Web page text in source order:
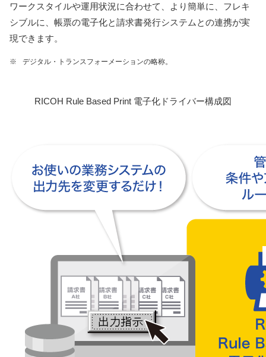
ワークスタイルや運用状況に合わせて、より簡単に、フレキ
シブルに、帳票の電子化と請求書発行システムとの連携が実
現できます。
※ デジタル・トランスフォーメーションの略称。
RICOH Rule Based Print 電子化ドライバー構成図